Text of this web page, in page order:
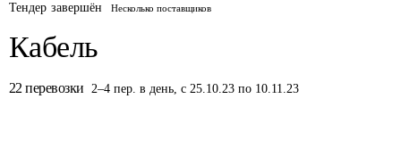
Тендер завершён Несколько поставщиков
Кабель
22 перевозки 2–4 пер. в день, с 25.10.23 по 10.11.23